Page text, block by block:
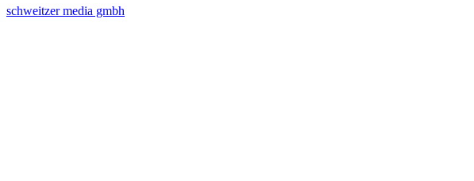
schweitzer media gmbh